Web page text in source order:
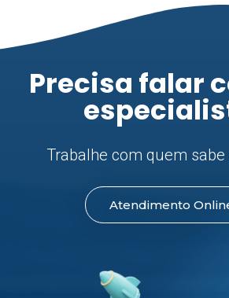
Precisa falar
Trabalhe com quem
Atendimento